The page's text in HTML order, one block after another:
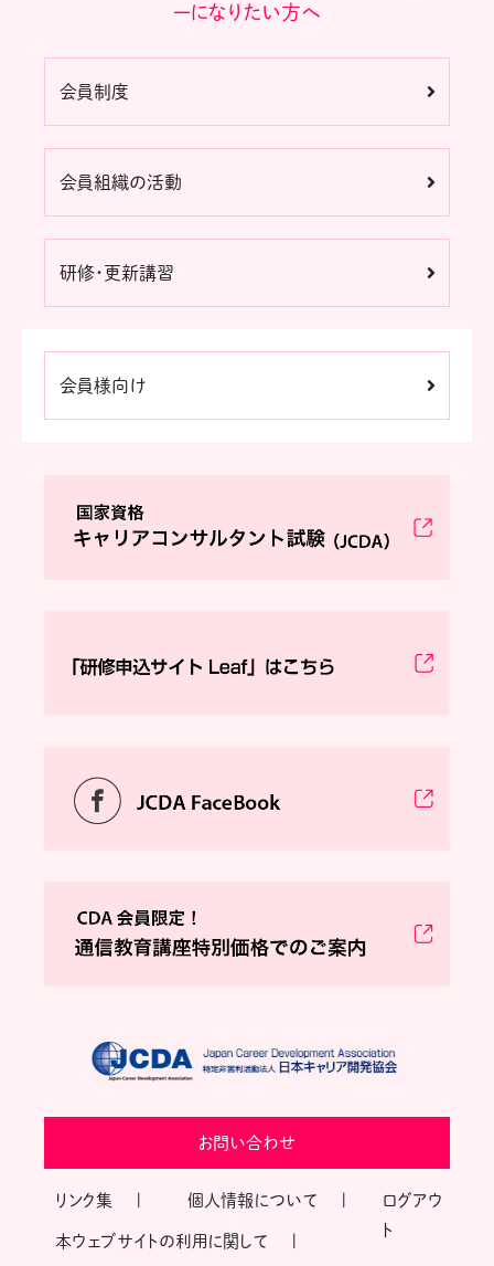
ーになりたい方へ
会員制度
会員組織の活動
研修・更新講習
会員様向け
お問い合わせ
リンク集 個人情報について
本ウェブサイトの利用に関して
ログアウ
ト